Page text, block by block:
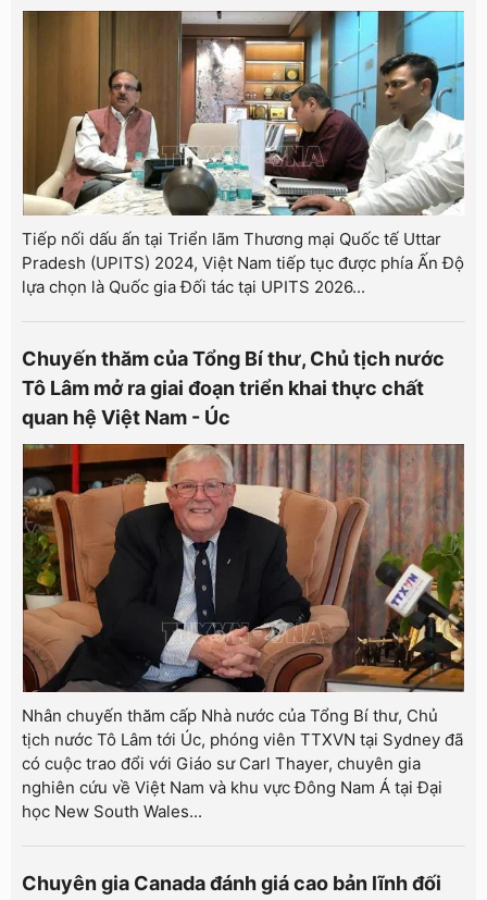
Tiếp nối dấu ấn tại Triển lãm Thương mại Quốc tế Uttar
Pradesh (UPITS) 2024, Việt Nam tiếp tục được phía Ấn Độ
lựa chọn là Quốc gia Đối tác tại UPITS 2026...
Chuyến thăm của Tổng Bí thư, Chủ tịch nước
Tô Lâm mở ra giai đoạn triển khai thực chất
quan hệ Việt Nam - Úc
Nhân chuyến thăm cấp Nhà nước của Tổng Bí thư, Chủ
tịch nước Tô Lâm tới Úc, phóng viên TTXVN tại Sydney đã
có cuộc trao đổi với Giáo sư Carl Thayer, chuyên gia
nghiên cứu về Việt Nam và khu vực Đông Nam Á tại Đại
học New South Wales...
Chuyên gia Canada đánh giá cao bản lĩnh đối